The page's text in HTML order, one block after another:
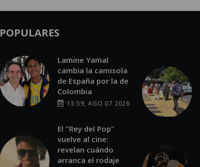
POPULARES
Lamine Yamal
cambia la camisola
de España por la de
Colombia
13:59, AGO 07 2026
El "Rey del Pop"
vuelve al cine:
revelan cuándo
arranca el rodaje